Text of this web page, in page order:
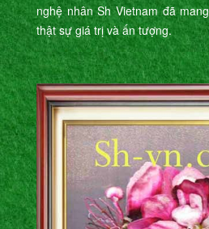
nghệ nhân Sh Vietnam đã
thật sự giá trị và ấn tượng.